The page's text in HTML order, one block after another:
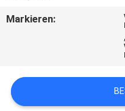
BITTE
UM
Markieren:
,